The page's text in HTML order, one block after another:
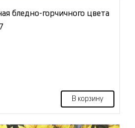
бледно-горчичного цвета
В корзину